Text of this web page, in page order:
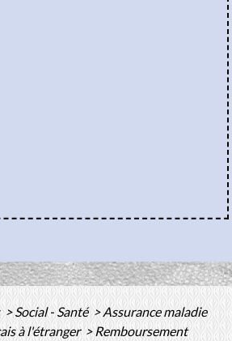
> Social - Santé> Assurance maladie
à l'étranger > Remboursement